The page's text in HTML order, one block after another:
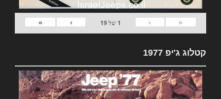
«
‹
1 של19
›
»
קטלוג ג'יפ 1977